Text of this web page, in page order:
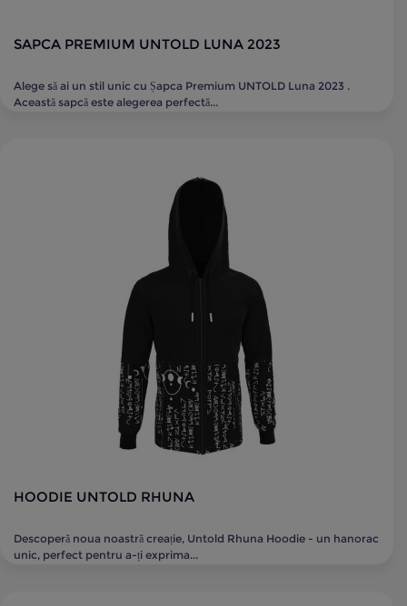
SAPCA PREMIUM UNTOLD LUNA 2023
Alege să ai un stil unic cu Șapca Premium UNTOLD Luna 2023 .
Această sapcă este alegerea perfectă...
HOODIE UNTOLD RHUNA
Descoperă noua noastră creație, Untold Rhuna Hoodie - un hanorac
unic, perfect pentru a-ți exprima...